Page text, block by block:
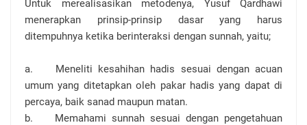
Untuk merealisasikan metodenya, Yusuf Qardhawi
menerapkan prinsip-prinsip dasar yang harus
ditempuhnya ketika berinteraksi dengan sunnah, yaitu;
a. Meneliti kesahihan hadis sesuai dengan acuan
umum yang ditetapkan oleh pakar hadis yang dapat di
percaya, baik sanad maupun matan.
b. Memahami sunnah sesuai dengan pengetahuan